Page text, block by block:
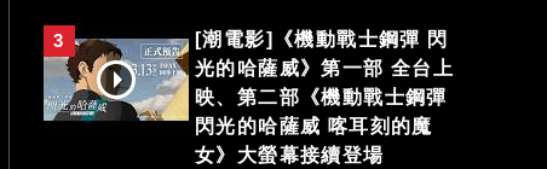
3
[潮電影]《機動戰士鋼彈 閃
光的哈薩威》第一部 全台上
映、第二部《機動戰士鋼彈
閃光的哈薩威 喀耳刻的魔
女》大螢幕接續登場